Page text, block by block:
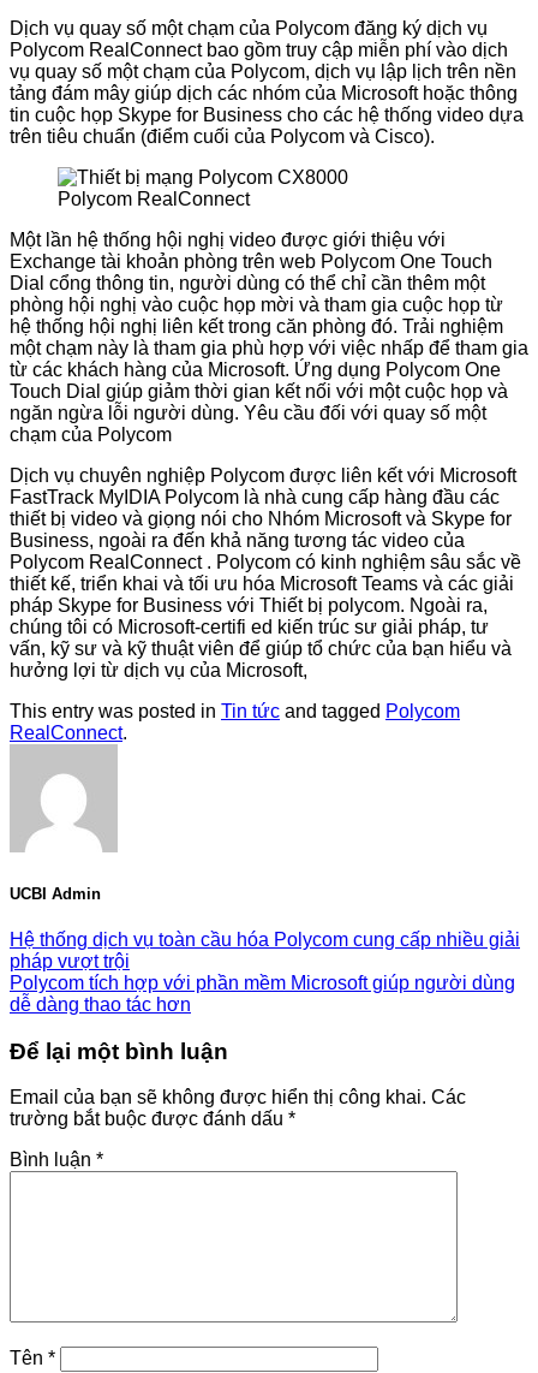
Dịch vụ quay số một chạm của Polycom đăng ký dịch vụ
Polycom RealConnect bao gồm truy cập miễn phí vào dịch
vụ quay số một chạm của Polycom, dịch vụ lập lịch trên nền
tảng đám mây giúp dịch các nhóm của Microsoft hoặc thông
tin cuộc họp Skype for Business cho các hệ thống video dựa
trên tiêu chuẩn (điểm cuối của Polycom và Cisco).
Polycom RealConnect
Một lần hệ thống hội nghị video được giới thiệu với
Exchange tài khoản phòng trên web Polycom One Touch
Dial cổng thông tin, người dùng có thể chỉ cần thêm một
phòng hội nghị vào cuộc họp mời và tham gia cuộc họp từ
hệ thống hội nghị liên kết trong căn phòng đó. Trải nghiệm
một chạm này là tham gia phù hợp với việc nhấp để tham gia
từ các khách hàng của Microsoft. Ứng dụng Polycom One
Touch Dial giúp giảm thời gian kết nối với một cuộc họp và
ngăn ngừa lỗi người dùng. Yêu cầu đối với quay số một
chạm của Polycom
Dịch vụ chuyên nghiệp Polycom được liên kết với Microsoft
FastTrack MyIDIA Polycom là nhà cung cấp hàng đầu các
thiết bị video và giọng nói cho Nhóm Microsoft và Skype for
Business, ngoài ra đến khả năng tương tác video của
Polycom RealConnect . Polycom có kinh nghiệm sâu sắc về
thiết kế, triển khai và tối ưu hóa Microsoft Teams và các giải
pháp Skype for Business với Thiết bị polycom. Ngoài ra,
chúng tôi có Microsoft-certifi ed kiến trúc sư giải pháp, tư
vấn, kỹ sư và kỹ thuật viên để giúp tổ chức của bạn hiểu và
hưởng lợi từ dịch vụ của Microsoft,
This entry was posted in Tin tức and tagged Polycom
RealConnect.
UCBI Admin
Hệ thống dịch vụ toàn cầu hóa Polycom cung cấp nhiều giải
pháp vượt trội
Polycom tích hợp với phần mềm Microsoft giúp người dùng
dễ dàng thao tác hơn
Để lại một bình luận
Email của bạn sẽ không được hiển thị công khai. Các
trường bắt buộc được đánh dấu *
Bình luận *
Tên *